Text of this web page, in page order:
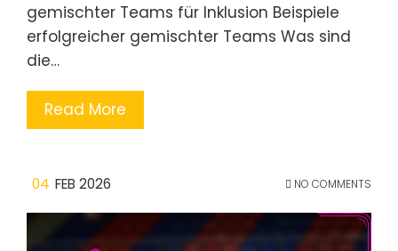
gemischter Teams für Inklusion Beispiele
erfolgreicher gemischter Teams Was sind
die…
Read More
04 FEB 2026 NO COMMENTS